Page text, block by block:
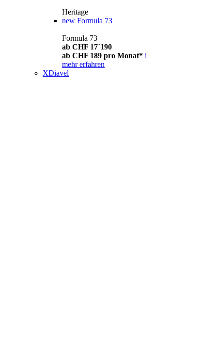
Heritage
new Formula 73
Formula 73
ab CHF 17´190
ab CHF 189 pro Monat* i
mehr erfahren
XDiavel